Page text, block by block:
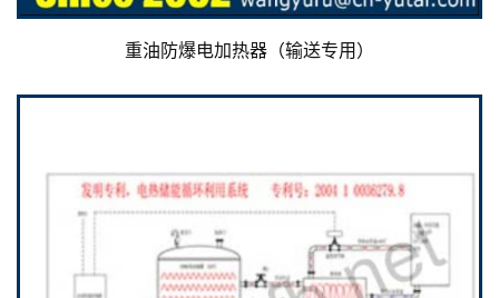
重油防爆电加热器（输送专用）